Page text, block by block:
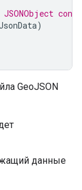
)
GeoJSON
данные